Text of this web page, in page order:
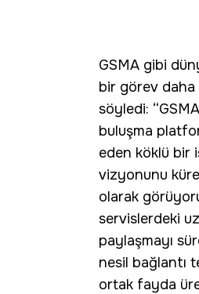
GSMA gibi
bir görev daha
söyledi:
buluşma
eden köklü bir
vizyonunu
olarak
servislerdeki
paylaşmayı
nesil bağlantı
ortak fayda